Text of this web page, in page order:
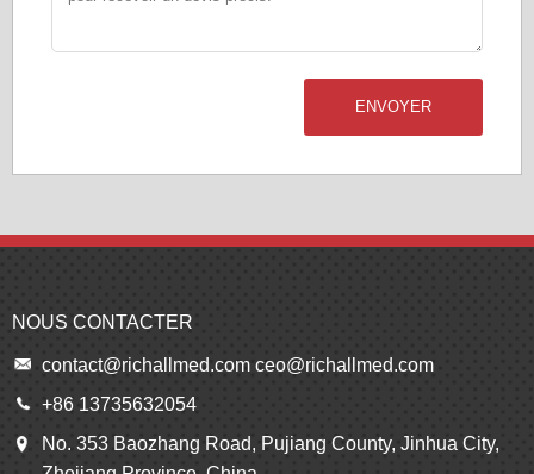
ENVOYER
NOUS CONTACTER
contact@richallmed.com ceo@richallmed.com
+86 13735632054
No. 353 Baozhang Road, Pujiang County, Jinhua City,